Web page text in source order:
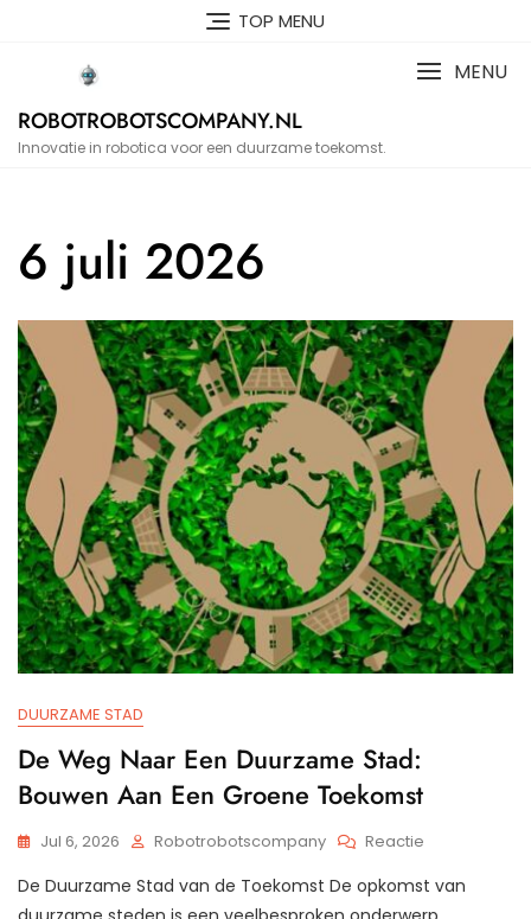
TOP MENU
ROBOTROBOTSCOMPANY.NL
Innovatie in robotica voor een duurzame toekomst.
MENU
6 juli 2026
DUURZAME STAD
De Weg Naar Een Duurzame Stad:
Bouwen Aan Een Groene Toekomst
Jul 6, 2026 Robotrobotscompany Reactie
Weg
Naar
De Duurzame Stad van de Toekomst De opkomst van